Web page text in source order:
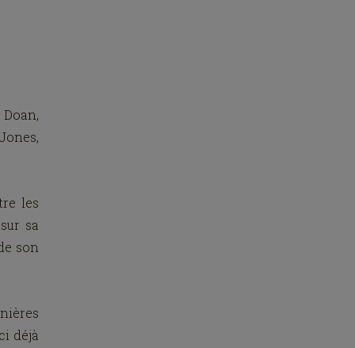
les
sa
son
déjà